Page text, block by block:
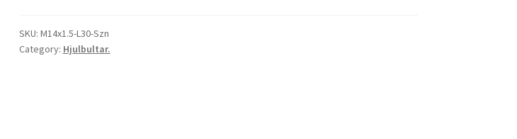
Svart
Szn
SKU: M14x1.5-L30-Szn
Category: Hjulbultar.